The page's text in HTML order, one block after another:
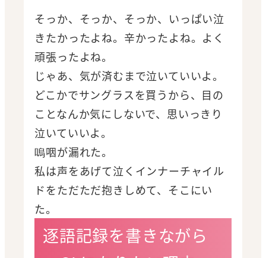
そっか、そっか、そっか、いっぱい泣
きたかったよね。辛かったよね。よく
頑張ったよね。
じゃあ、気が済むまで泣いていいよ。
どこかでサングラスを買うから、目の
ことなんか気にしないで、思いっきり
泣いていいよ。
嗚咽が漏れた。
私は声をあげて泣くインナーチャイル
ドをただただ抱きしめて、そこにい
た。
逐語記録を書きながら